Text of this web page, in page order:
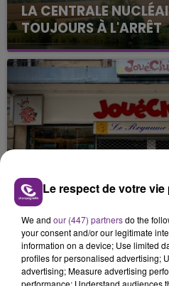
LA CENTRALE
TOUJOURS À L'ARRÊT
Cela fait déjà une
nucléaire ardennaise est
justifiée par la
présente.
LE MAGASIN
SES PORTES
C'était l'une des
rémois. Le magasin
fermer ses portes.
TITRES DIFFUSÉS
Le respect de votre
We and our (447) partnersdo the
your consent and/or our legitimate
information on a device; Use limited
profiles for personalised advertising;
advertising; Measure advertising
performance; Understand audiences